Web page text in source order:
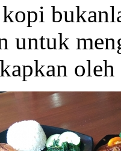
untuk
oleh